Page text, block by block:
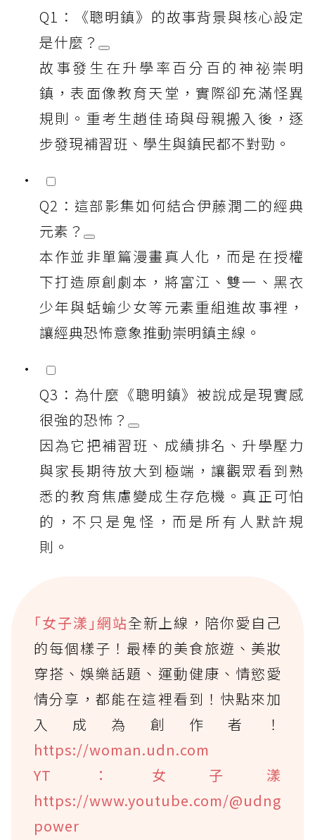
Q1：《聰明鎮》的故事背景與核心設定
是什麼？
故事發生在升學率百分百的神祕崇明
鎮，表面像教育天堂，實際卻充滿怪異
規則。重考生趙佳琦與母親搬入後，逐
步發現補習班、學生與鎮民都不對勁。
Q2：這部影集如何結合伊藤潤二的經典
元素？
本作並非單篇漫畫真人化，而是在授權
下打造原創劇本，將富江、雙一、黑衣
少年與蛞蝓少女等元素重組進故事裡，
讓經典恐怖意象推動崇明鎮主線。
Q3：為什麼《聰明鎮》被說成是現實感
很強的恐怖？
因為它把補習班、成績排名、升學壓力
與家長期待放大到極端，讓觀眾看到熟
悉的教育焦慮變成生存危機。真正可怕
的，不只是鬼怪，而是所有人默許規
則。
｢女子漾｣網站全新上線，陪你愛自己
的每個樣子！最棒的美食旅遊、美妝
穿搭、娛樂話題、運動健康、情慾愛
情分享，都能在這裡看到！快點來加
入成為創作者！
https://woman.udn.com
YT：女子漾
https://www.youtube.com/@udng
power